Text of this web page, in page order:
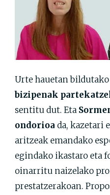
Urte hauetan bildutako
bizipenak
sentitu dut. Eta
ondorioa da, kazetari
aritzeak emandako
egindako ikastaro eta
oinarritu naizelako
prestatzerakoan.